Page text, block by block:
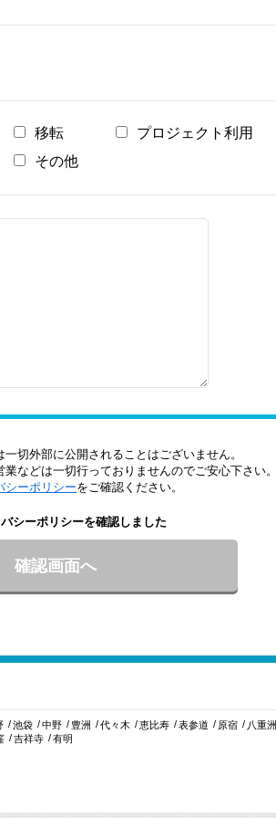
移転 プロジェクト利用
その他
切外部に公開されることはございません。
などは一切行っておりませんのでご安心下さい。
シーポリシーをご確認ください。
シーポリシーを確認しました
池袋 中野 豊洲 代々木 恵比寿 表参道 原宿 八重洲
吉祥寺
有明